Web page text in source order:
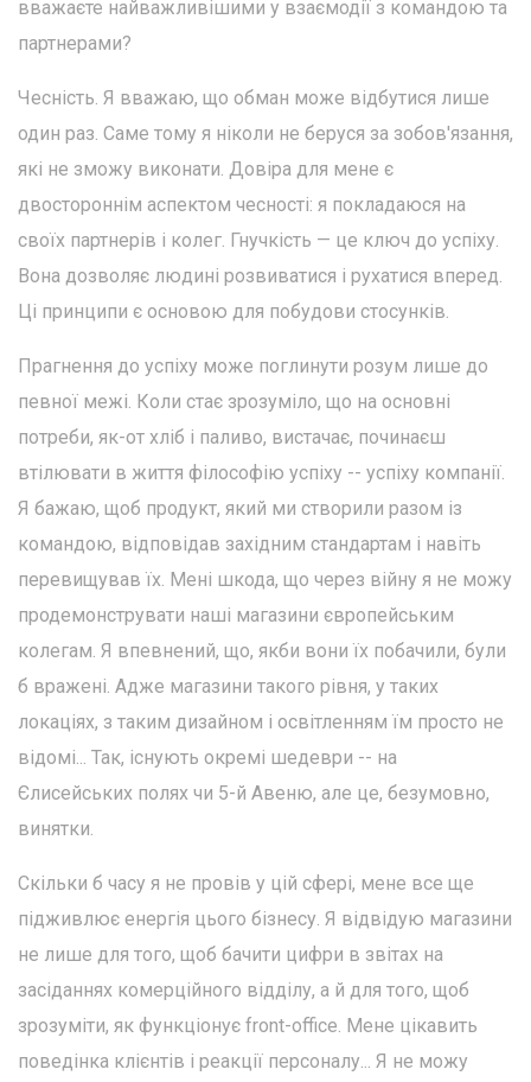
вважаєте найважливішими у взаємодії з командою та
партнерами?
Чесність. Я вважаю, що обман може відбутися лише
один раз. Саме тому я ніколи не беруся за зобов'язання,
які не зможу виконати. Довіра для мене є
двостороннім аспектом чесності: я покладаюся на
своїх партнерів і колег. Гнучкість — це ключ до успіху.
Вона дозволяє людині розвиватися і рухатися вперед.
Ці принципи є основою для побудови стосунків.
Прагнення до успіху може поглинути розум лише до
певної межі. Коли стає зрозуміло, що на основні
потреби, як-от хліб і паливо, вистачає, починаєш
втілювати в життя філософію успіху -- успіху компанії.
Я бажаю, щоб продукт, який ми створили разом із
командою, відповідав західним стандартам і навіть
перевищував їх. Мені шкода, що через війну я не можу
продемонструвати наші магазини європейським
колегам. Я впевнений, що, якби вони їх побачили, були
б вражені. Адже магазини такого рівня, у таких
локаціях, з таким дизайном і освітленням їм просто не
відомі... Так, існують окремі шедеври -- на
Єлисейських полях чи 5-й Авеню, але це, безумовно,
винятки.
Скільки б часу я не провів у цій сфері, мене все ще
підживлює енергія цього бізнесу. Я відвідую магазини
не лише для того, щоб бачити цифри в звітах на
засіданнях комерційного відділу, а й для того, щоб
зрозуміти, як функціонує front-office. Мене цікавить
поведінка клієнтів і реакції персоналу... Я не можу